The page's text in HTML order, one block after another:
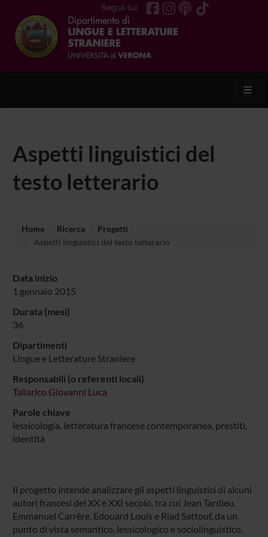
Segui su
Aspetti linguistici del
testo letterario
Home Ricerca
Progetti
Aspetti linguistici del testo letterario
Data inizio
1 gennaio 2015
Durata (mesi)
36
Dipartimenti
Lingue e Letterature Straniere
Responsabili (o referenti locali)
Tallarico Giovanni Luca
Parole chiave
lessicologia, letteratura francese contemporanea, prestiti,
identità
Il progetto intende analizzare gli aspetti linguistici di alcuni
autori francesi del XX e XXI secolo, tra cui Jean Tardieu,
Emmanuel Carrère, Edouard Louis e Riad Sattouf, da un
punto di vista semantico, lessicologico e sociolinguistico.